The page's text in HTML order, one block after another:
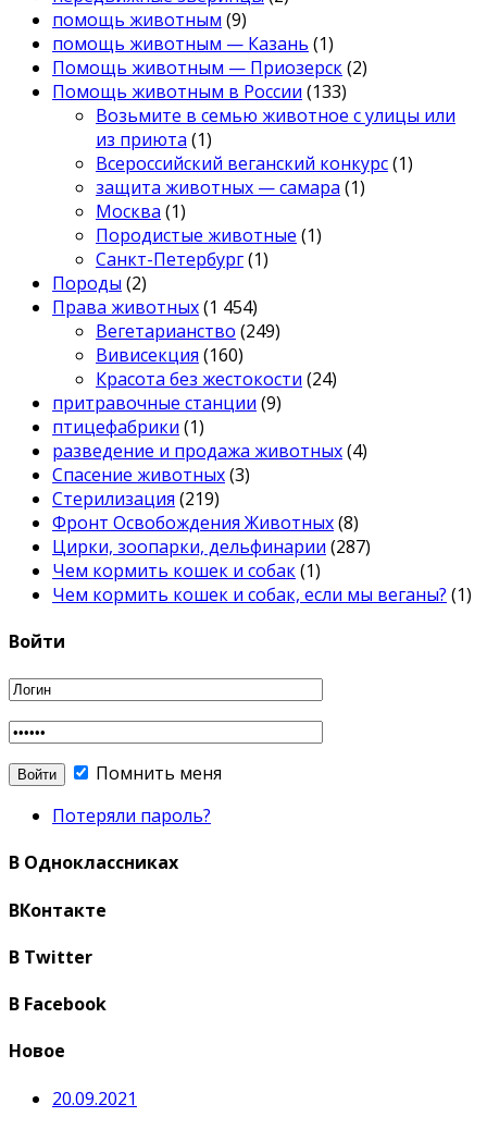
помощь животным (9)
помощь животным — Казань (1)
Помощь животным — Приозерск(2)
Помощь животным в России (133)
Возьмите в семью животное с улицы или
из приюта (1)
Всероссийский веганский конкурс(1)
защита животных — самара (1)
Москва (1)
Породистые животные (1)
Санкт-Петербург(1)
Породы (2)
Права животных(1 454)
Вегетарианство (249)
Вивисекция (160)
Красота без жестокости (24)
притравочные станции (9)
птицефабрики (1)
разведение и продажа животных(4)
Спасение животных(3)
Стерилизация (219)
Фронт Освобождения Животных(8)
Цирки, зоопарки, дельфинарии (287)
Чем кормить кошек и собак(1)
Чем кормить кошек и собак, если мы веганы? (1)
Войти
Помнить меня
Потеряли пароль?
В Одноклассниках
ВКонтакте
В Twitter
В Facebook
Новое
20.09.2021